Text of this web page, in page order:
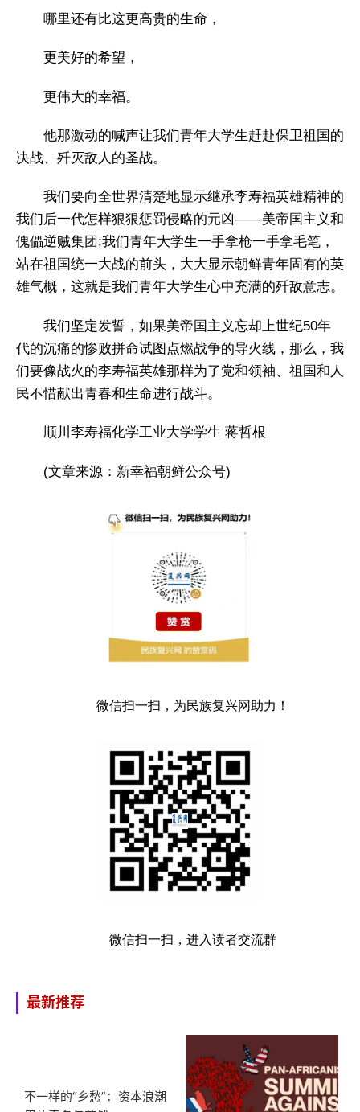
哪里还有比这更高贵的生命，
更美好的希望，
更伟大的幸福。
他那激动的喊声让我们青年大学生赶赴保卫祖国的
决战、歼灭敌人的圣战。
我们要向全世界清楚地显示继承李寿福英雄精神的
我们后一代怎样狠狠惩罚侵略的元凶——美帝国主义和
傀儡逆贼集团;我们青年大学生一手拿枪一手拿毛笔，
站在祖国统一大战的前头，大大显示朝鲜青年固有的英
雄气概，这就是我们青年大学生心中充满的歼敌意志。
我们坚定发誓，如果美帝国主义忘却上世纪50年
代的沉痛的惨败拼命试图点燃战争的导火线，那么，我
们要像战火的李寿福英雄那样为了党和领袖、祖国和人
民不惜献出青春和生命进行战斗。
顺川李寿福化学工业大学学生 蒋哲根
(文章来源：新幸福朝鲜公众号)
微信扫一扫，为民族复兴网助力！
微信扫一扫，进入读者交流群
最新推荐
不一样的“乡愁”：资本浪潮